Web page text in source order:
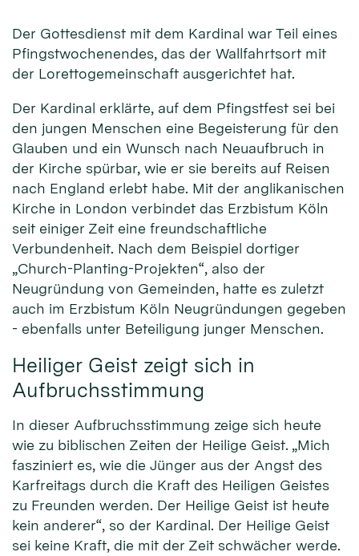
Der Gottesdienst mit dem Kardinal war Teil eines
Pfingstwochenendes, das der Wallfahrtsort mit
der Lorettogemeinschaft ausgerichtet hat.
Der Kardinal erklärte, auf dem Pfingstfest sei bei
den jungen Menschen eine Begeisterung für den
Glauben und ein Wunsch nach Neuaufbruch in
der Kirche spürbar, wie er sie bereits auf Reisen
nach England erlebt habe. Mit der anglikanischen
Kirche in London verbindet das Erzbistum Köln
seit einiger Zeit eine freundschaftliche
Verbundenheit. Nach dem Beispiel dortiger
„Church-Planting-Projekten“, also der
Neugründung von Gemeinden, hatte es zuletzt
auch im Erzbistum Köln Neugründungen gegeben
- ebenfalls unter Beteiligung junger Menschen.
Heiliger Geist zeigt sich in
Aufbruchsstimmung
In dieser Aufbruchsstimmung zeige sich heute
wie zu biblischen Zeiten der Heilige Geist. „Mich
fasziniert es, wie die Jünger aus der Angst des
Karfreitags durch die Kraft des Heiligen Geistes
zu Freunden werden. Der Heilige Geist ist heute
kein anderer“, so der Kardinal. Der Heilige Geist
sei keine Kraft, die mit der Zeit schwächer werde.